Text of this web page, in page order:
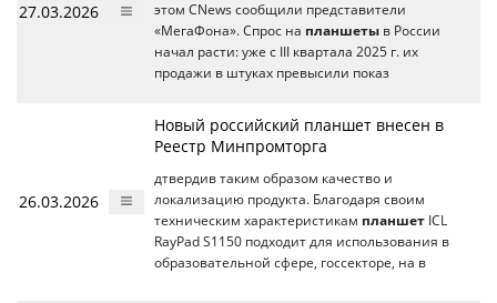
27.03.2026
этом CNews сообщили представители
«МегаФона». Спрос на планшеты в России
начал расти: уже с III квартала 2025 г. их
продажи в штуках превысили показ
26.03.2026
Новый российский планшет внесен в
Реестр Минпромторга
дтвердив таким образом качество и
локализацию продукта. Благодаря своим
техническим характеристикам планшет ICL
RayPad S1150 подходит для использования в
образовательной сфере, госсекторе, на в